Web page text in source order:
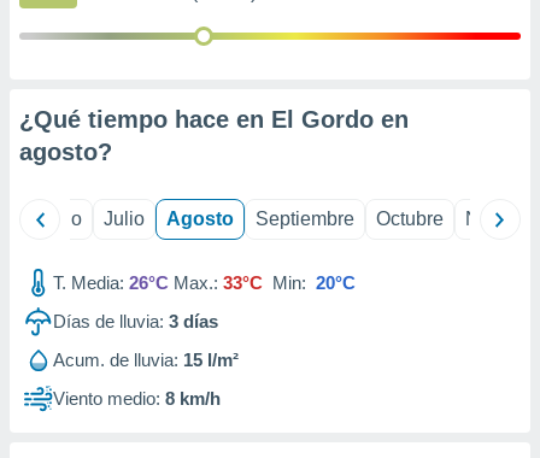
¿Qué tiempo hace en El Gordo en
agosto?
Junio Julio Agosto Septiembre Octubre
T. Media: 26°C Max.: 33°C Min: 20°C
Días de lluvia: 3 días
Acum. de lluvia: 15 l/m²
Viento medio: 8 km/h